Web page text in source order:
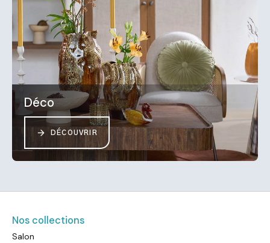
Déco
DÉCOUVRIR
Nos collections
Salon